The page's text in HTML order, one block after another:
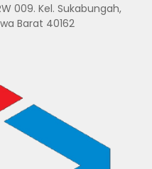
009. Kel. Sukabungah,
Barat 40162